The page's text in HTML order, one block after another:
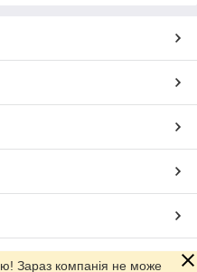
Prom.ua
Зараз компанія не може